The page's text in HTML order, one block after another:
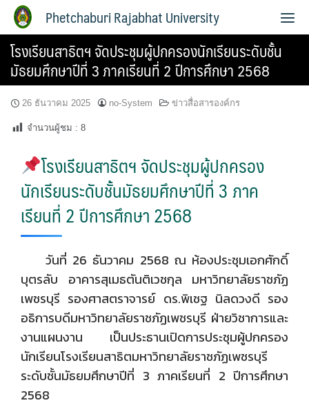
Phetchaburi Rajabhat University
โรงเรียนสาธิตฯ จัดประชุมผู้ปกครองนักเรียนระดับชั้น
มัธยมศึกษาปีที่ 3 ภาคเรียนที่ 2 ปีการศึกษา 2568
26 ธันวาคม 2025 no-System ข่าวสื่อสารองค์กร
จำนวนผู้ชม : 8
โรงเรียนสาธิตฯ จัดประชุมผู้ปกครอง
นักเรียนระดับชั้นมัธยมศึกษาปีที่ 3 ภาค
เรียนที่ 2 ปีการศึกษา 2568
วันที่ 26 ธันวาคม 2568 ณ ห้องประชุมเอกศักดิ์
บุตรลับ อาคารสุเมธตันติเวชกุล มหาวิทยาลัยราชภัฏ
เพชรบุรี รองศาสตราจารย์ ดร.พิเชฐ นิลดวงดี รอง
อธิการบดีมหาวิทยาลัยราชภัฏเพชรบุรี ฝ่ายวิชาการและ
งานแผนงาน เป็นประธานเปิดการประชุมผู้ปกครอง
นักเรียนโรงเรียนสาธิตมหาวิทยาลัยราชภัฏเพชรบุรี
ระดับชั้นมัธยมศึกษาปีที่ 3 ภาคเรียนที่ 2 ปีการศึกษา
2568